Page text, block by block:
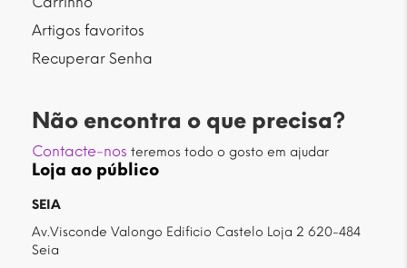
Artigos favoritos
Recuperar Senha
Não encontra o que precisa?
Contacte-nos teremos todo o gosto em ajudar
Loja ao público
SEIA
Av.Visconde Valongo Edificio Castelo Loja 2 620-484
Seia